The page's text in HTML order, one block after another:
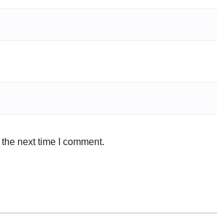
next time I comment.